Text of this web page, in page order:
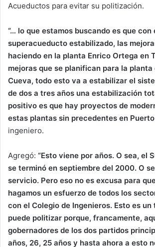
Acueductos para evitar su politización.
“… lo que estamos buscando es que
superacueducto estabilizado, las
haciendo en la planta Enrico Ortega en
mejoras que se planifican para la planta
Cueva, todo esto va a estabilizar el
de dos a tres años una estabilización
positivo es que hay proyectos de
estas plantas sin precedentes en Puerto
ingeniero.
Agregó: “Esto viene por años. O sea, el
se terminó en septiembre del 2000. O
servicio. Pero eso no es excusa para
hagamos un esfuerzo de todos los
con el Colegio de Ingenieros. Esto es un
puede politizar porque, francamente,
gobernadores de los dos partidos
años, 26, 25 años y hasta ahora a esto